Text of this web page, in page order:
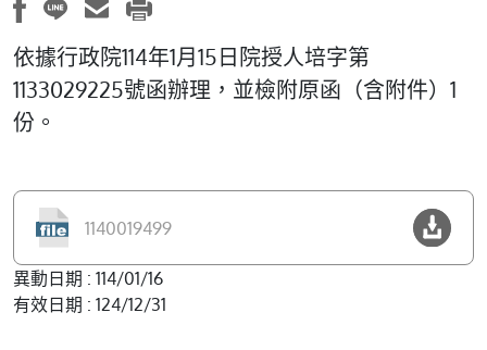
依據行政院114年1月15日院授人培字第
1133029225號函辦理，並檢附原函（含附件）1
份。
1140019499
異動日期 : 114/01/16
有效日期 : 124/12/31